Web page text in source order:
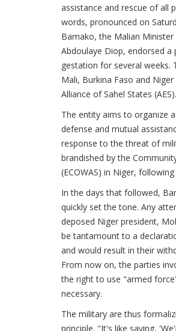
assistance and rescue of all
words, pronounced on
Bamako, the Malian
Abdoulaye Diop, endorsed
gestation for several weeks.
Mali, Burkina Faso and
Alliance of Sahel States (AES).
The entity aims to organize
defense and mutual
response to the threat of
brandished by the
(ECOWAS) in Niger,
In the days that followed,
quickly set the tone. Any
deposed Niger president,
be tantamount to a
and would result in their
From now on, the parties
the right to use "armed
necessary.
The military are thus
principle. "It's like saying,